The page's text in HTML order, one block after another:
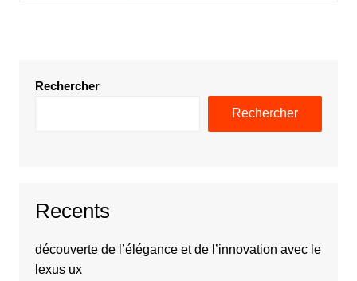
Rechercher
Rechercher
Recents
découverte de l’élégance et de l’innovation avec le
lexus ux